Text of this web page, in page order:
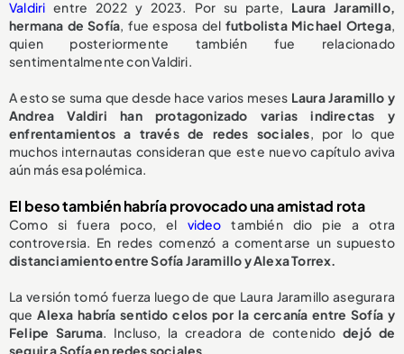
Valdiri entre 2022 y 2023. Por su parte, Laura Jaramillo,
hermana de Sofía, fue esposa del futbolista Michael Ortega,
quien posteriormente también fue relacionado
sentimentalmente con Valdiri.
A esto se suma que desde hace varios meses Laura Jaramillo y
Andrea Valdiri han protagonizado varias indirectas y
enfrentamientos a través de redes sociales, por lo que
muchos internautas consideran que este nuevo capítulo aviva
aún más esa polémica.
El beso también habría provocado una amistad rota
Como si fuera poco, el videotambién dio pie a otra
controversia. En redes comenzó a comentarse un supuesto
distanciamiento entre Sofía Jaramillo y Alexa Torrex.
La versión tomó fuerza luego de que Laura Jaramillo asegurara
queAlexa habría sentido celos por la cercanía entre Sofía y
Felipe Saruma. Incluso, la creadora de contenidodejó de
seguir a Sofía en redes sociales.